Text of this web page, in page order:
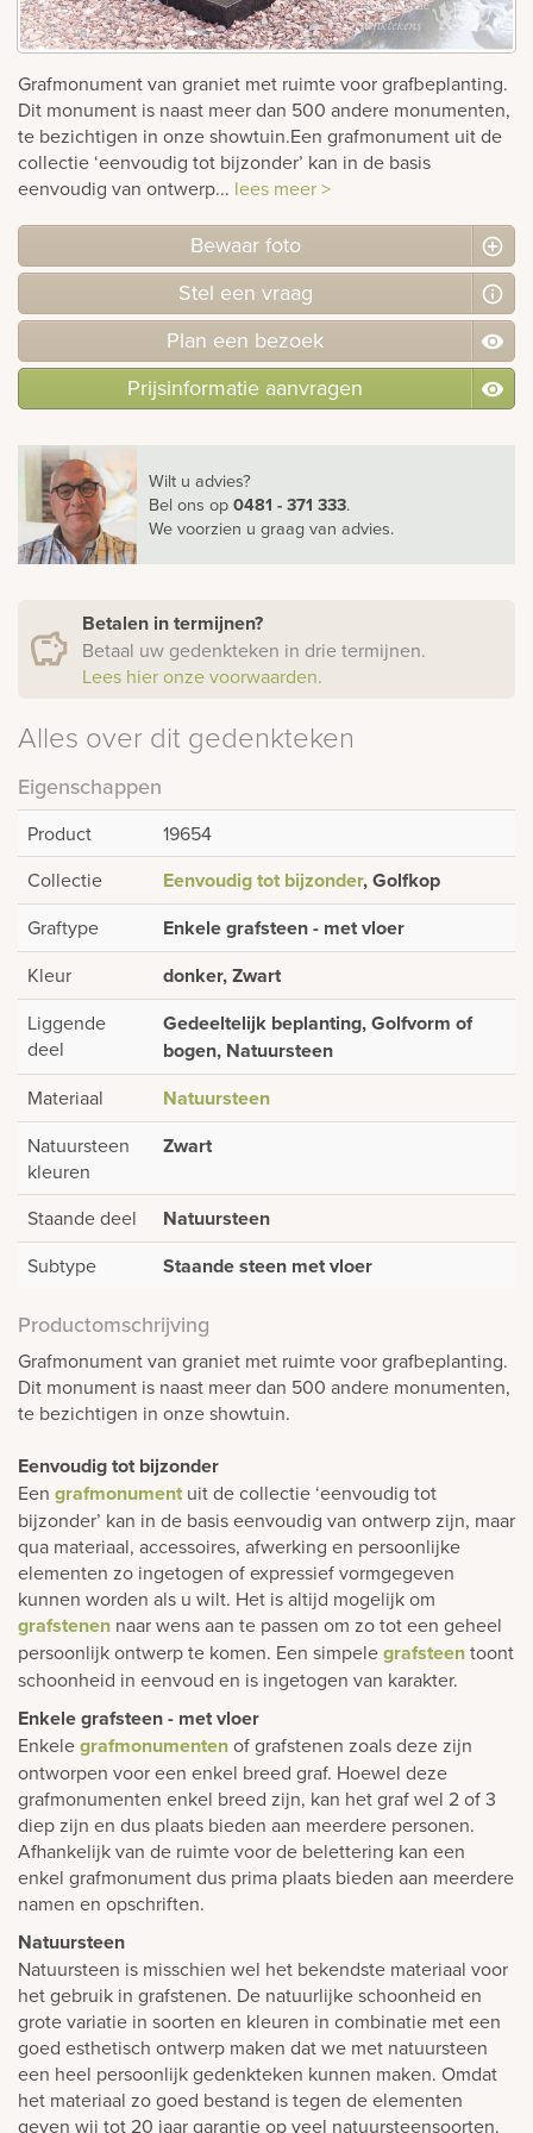
Grafmonument van graniet met ruimte voor grafbeplanting.
Dit monument is naast meer dan 500 andere monumenten,
te bezichtigen in onze showtuin.Een grafmonument uit de
collectie ‘eenvoudig tot bijzonder’ kan in de basis
eenvoudig van ontwerp... lees meer >
Bewaar foto
Stel een vraag
Plan een bezoek
Prijsinformatie aanvragen
Wilt u advies?
Bel ons op0481 - 371 333.
We voorzien u graag van advies.
Betalen in termijnen?
Betaal uw gedenkteken in drie termijnen.
Lees hier onze voorwaarden.
Alles over dit gedenkteken
Eigenschappen
Product
19654
Collectie
Eenvoudig tot bijzonder, Golfkop
Graftype Enkele grafsteen - met vloer
Kleur donker, Zwart
Liggende
deel
Gedeeltelijk beplanting, Golfvorm of
bogen, Natuursteen
Materiaal Natuursteen
Natuursteen
kleuren
Zwart
Staande deel Natuursteen
Subtype Staande steen met vloer
Productomschrijving
Grafmonument van graniet met ruimte voor grafbeplanting.
Dit monument is naast meer dan 500 andere monumenten,
te bezichtigen in onze showtuin.
Eenvoudig tot bijzonder
Een grafmonument uit de collectie ‘eenvoudig tot
bijzonder’ kan in de basis eenvoudig van ontwerp zijn, maar
qua materiaal, accessoires, afwerking en persoonlijke
elementen zo ingetogen of expressief vormgegeven
kunnen worden als u wilt. Het is altijd mogelijk om
grafstenen naar wens aan te passen om zo tot een geheel
persoonlijk ontwerp te komen. Een simpelegrafsteentoont
schoonheid in eenvoud en is ingetogen van karakter.
Enkele grafsteen - met vloer
Enkelegrafmonumentenof grafstenen zoals deze zijn
ontworpen voor een enkel breed graf. Hoewel deze
grafmonumenten enkel breed zijn, kan het graf wel 2 of 3
diep zijn en dus plaats bieden aan meerdere personen.
Afhankelijk van de ruimte voor de belettering kan een
enkel grafmonument dus prima plaats bieden aan meerdere
namen en opschriften.
Natuursteen
Natuursteen is misschien wel het bekendste materiaal voor
het gebruik in grafstenen. De natuurlijke schoonheid en
grote variatie in soorten en kleuren in combinatie met een
goed esthetisch ontwerp maken dat we met natuursteen
een heel persoonlijk gedenkteken kunnen maken. Omdat
het materiaal zo goed bestand is tegen de elementen
geven wij tot 20 jaar garantie op veel natuursteensoorten.